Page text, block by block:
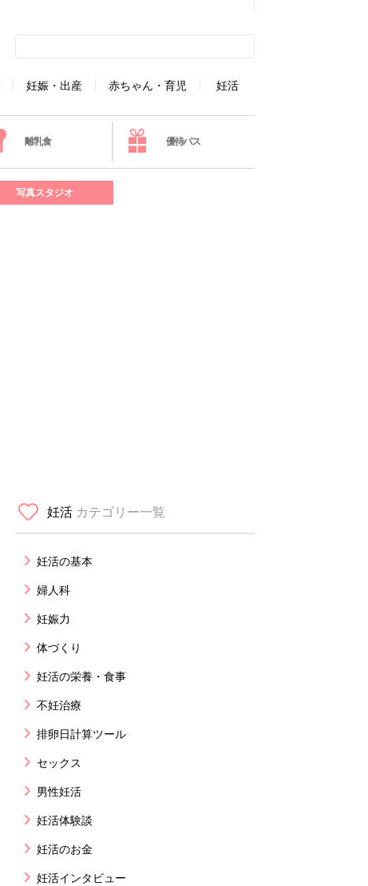
妊娠・出産 赤ちゃん・育児 妊活
離乳食 優待パス
写真スタジオ
妊活 カテゴリー一覧
妊活の基本
婦人科
妊娠力
体づくり
妊活の栄養・食事
不妊治療
排卵日計算ツール
セックス
男性妊活
妊活体験談
妊活のお金
妊活インタビュー